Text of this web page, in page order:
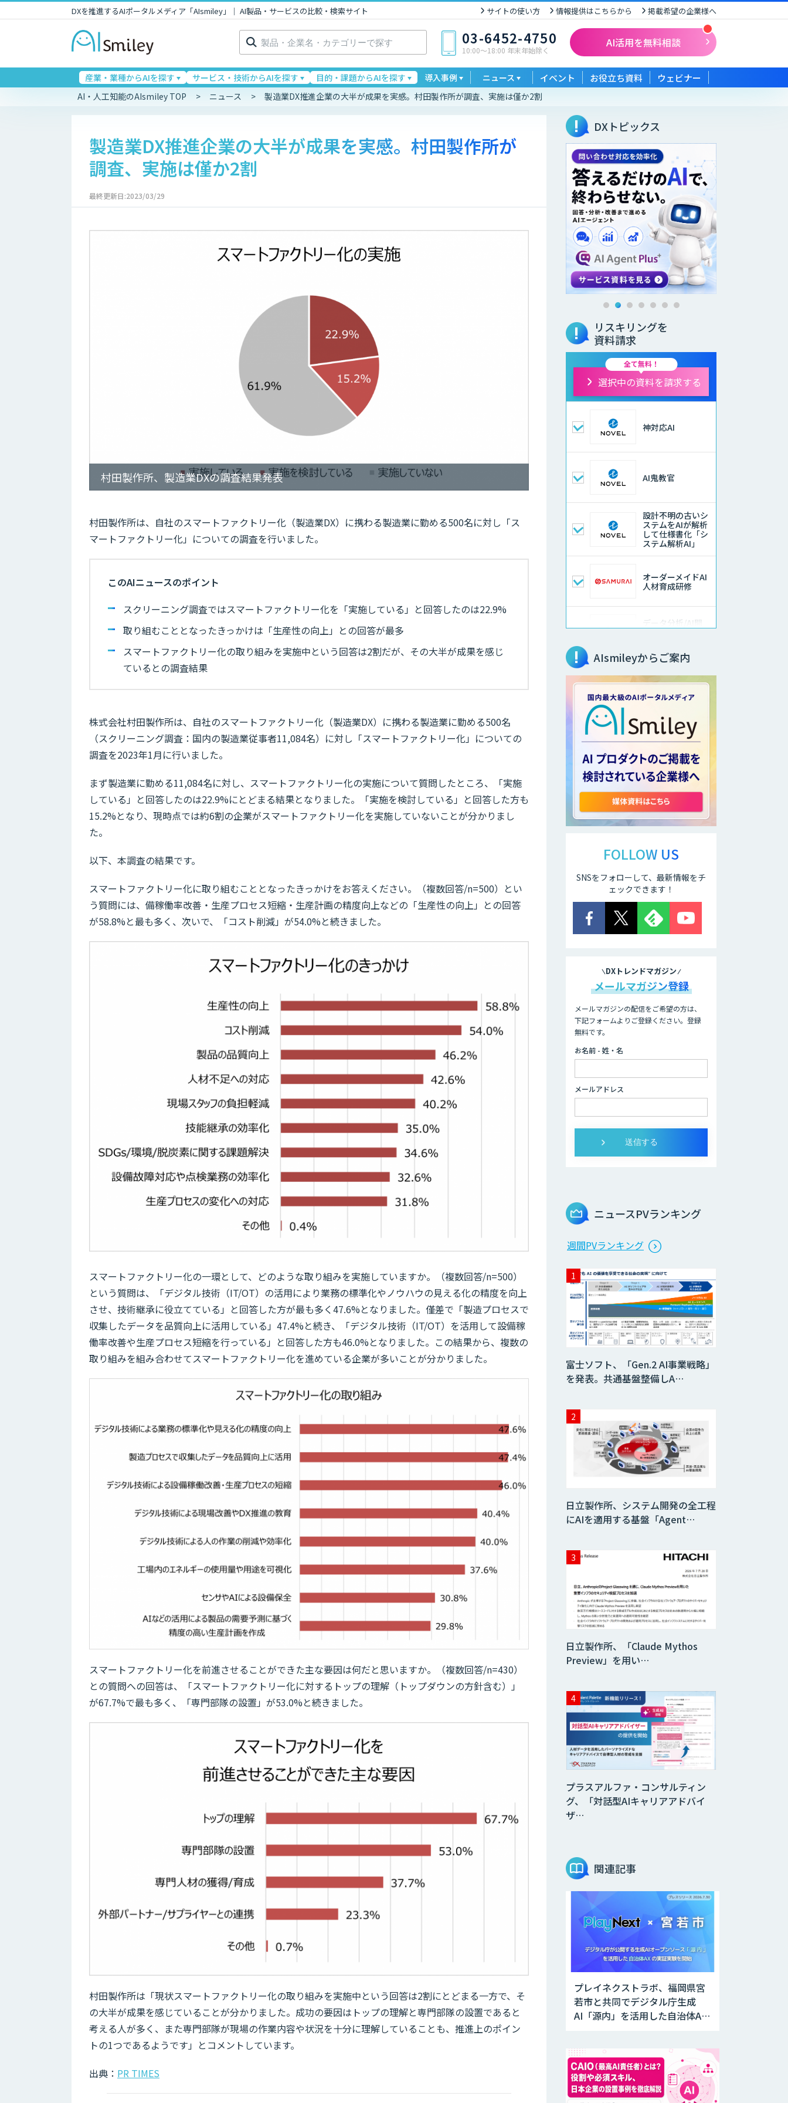
DXを推進するAIポータルメディア「AIsmiley」｜ AI製品・サービスの比較・検索サイト サイトの使い方 情報提供はこちらから 掲載希望の企業様へ
検
索: 03-6452-4750
10:00〜18:00 年末年始除く
AI活用を無料相談
産業・業種からAIを探す サービス・技術からAIを探す 目的・課題からAIを探す 導入事例 ニュース イベント お役立ち資料 ウェビナー
AI・人工知能のAIsmiley TOP ニュース 製造業DX推進企業の大半が成果を実感。村田製作所が調査、実施は僅か2割
製造業DX推進企業の大半が成果を実感。村田製作所が
調査、実施は僅か2割
最終更新日:2023/03/29
村田製作所、製造業DXの調査結果発表
村田製作所は、自社のスマートファクトリー化（製造業DX）に携わる製造業に勤める500名に対し「ス
マートファクトリー化」についての調査を行いました。
このAIニュースのポイント
スクリーニング調査ではスマートファクトリー化を「実施している」と回答したのは22.9%
取り組むこととなったきっかけは「生産性の向上」との回答が最多
スマートファクトリー化の取り組みを実施中という回答は2割だが、その大半が成果を感じ
ているとの調査結果
株式会社村田製作所は、自社のスマートファクトリー化（製造業DX）に携わる製造業に勤める500名
（スクリーニング調査：国内の製造業従事者11,084名）に対し「スマートファクトリー化」についての
調査を2023年1月に行いました。
まず製造業に勤める11,084名に対し、スマートファクトリー化の実施について質問したところ、「実施
している」と回答したのは22.9%にとどまる結果となりました。「実施を検討している」と回答した方も
15.2%となり、現時点では約6割の企業がスマートファクトリー化を実施していないことが分かりまし
た。
以下、本調査の結果です。
スマートファクトリー化に取り組むこととなったきっかけをお答えください。（複数回答/n=500）とい
う質問には、備稼働率改善・生産プロセス短縮・生産計画の精度向上などの「生産性の向上」との回答
が58.8%と最も多く、次いで、「コスト削減」が54.0%と続きました。
スマートファクトリー化の一環として、どのような取り組みを実施していますか。（複数回答/n=500）
という質問は、「デジタル技術（IT/OT）の活用により業務の標準化やノウハウの見える化の精度を向上
させ、技術継承に役立てている」と回答した方が最も多く47.6%となりました。僅差で「製造プロセスで
収集したデータを品質向上に活用している」47.4%と続き、「デジタル技術（IT/OT）を活用して設備稼
働率改善や生産プロセス短縮を行っている」と回答した方も46.0%となりました。この結果から、複数の
取り組みを組み合わせてスマートファクトリー化を進めている企業が多いことが分かりました。
スマートファクトリー化を前進させることができた主な要因は何だと思いますか。（複数回答/n=430）
との質問への回答は、「スマートファクトリー化に対するトップの理解（トップダウンの方針含む）」
が67.7%で最も多く、「専門部隊の設置」が53.0%と続きました。
村田製作所は「現状スマートファクトリー化の取り組みを実施中という回答は2割にとどまる一方で、そ
の大半が成果を感じていることが分かりました。成功の要因はトップの理解と専門部隊の設置であると
考える人が多く、また専門部隊が現場の作業内容や状況を十分に理解していることも、推進上のポイン
トの1つであるようです」とコメントしています。
出典： PR TIMES
DXトピックス
リスキリングを
資料請求
全て無料！
選択中の資料を請求する
神対応AI
AI鬼教官
設計不明の古いシ
ステムをAIが解析
して仕様書化「シ
ステム解析AI」
オーダーメイドAI
人材育成研修
データ分析/AI開
発/コンサルティン
AI/DX研修
生成AI活用 1day
ブートキャンプ
「AI課題の⽬利
き」コンサルティ
ングサービス
Dify導入支援
Dify開発支援
RAG技術研修
manebi eラーニ
生成AI研修サービ
ス「CCAL研修」
定コンサルティン
グ
SAMURAI
YOSHINA
AI Worker
AI/DX人材育成研
Copilot活用支援
キリング研修
材を育成していく
ならDify研修
ャットサービス
「ナレフルチャッ
ト」
Video Questor
『AI』AI・
ChatGPTのビジ
ネス活用を戦略立
Microsoft 365
Copilot活用支
援・研修
生成AI活用コンサ
ルティング
（BREEZE）
SAIL
SAPI ロープレ
AIsmileyからご案内
FOLLOW US
SNSをフォローして、最新情報をチ
ェックできます！
DXトレンドマガジン
メールマガジン登録
メールマガジンの配信をご希望の方は、
下記フォームよりご登録ください。登録
無料です。
お名前 - 姓・名
メールアドレス
ニュースPVランキング
週間PVランキング
富士ソフト、「Gen.2 AI事業戦略」
を発表。共通基盤整備しA…
日立製作所、システム開発の全工程
にAIを適用する基盤「Agent…
日立製作所、「Claude Mythos
Preview」を用い…
プラスアルファ・コンサルティン
グ、「対話型AIキャリアアドバイ
ザ…
関連記事
プレイネクストラボ、福岡県宮
若市と共同でデジタル庁生成
AI「源内」を活用した自治体AX